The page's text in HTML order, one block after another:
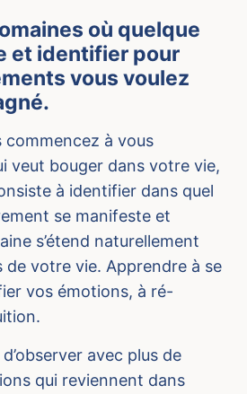
où quelque
et identifier pour
vous voulez
commencez à vous
veut bouger dans votre vie,
à identifier dans quel
se manifeste et
s’étend naturellement
de votre vie. Apprendre à se
vos émotions, à ré-
avec plus de
qui reviennent dans